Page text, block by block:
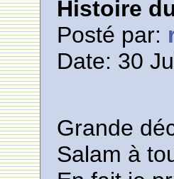
Histoire
Posté par:
Date: 30
Grande
Salam à